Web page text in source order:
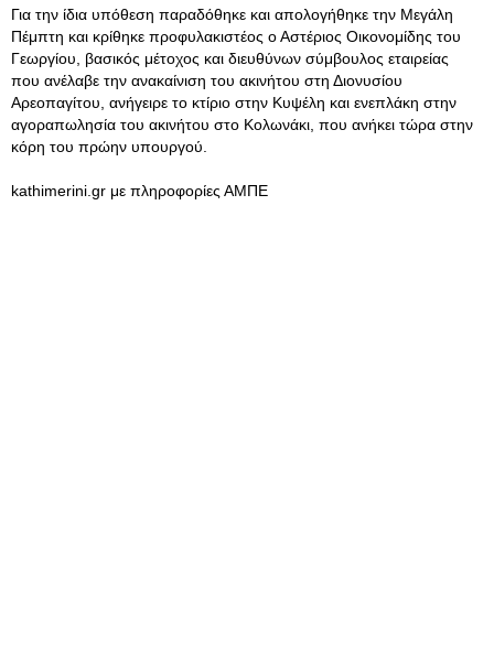
Για την ίδια υπόθεση παραδόθηκε και απολογήθηκε την Μεγάλη
Πέμπτη και κρίθηκε προφυλακιστέος ο Αστέριος Οικονομίδης του
Γεωργίου, βασικός μέτοχος και διευθύνων σύμβουλος εταιρείας
που ανέλαβε την ανακαίνιση του ακινήτου στη Διονυσίου
Αρεοπαγίτου, ανήγειρε το κτίριο στην Κυψέλη και ενεπλάκη στην
αγοραπωλησία του ακινήτου στο Κολωνάκι, που ανήκει τώρα στην
κόρη του πρώην υπουργού.
kathimerini.gr με πληροφορίες ΑΜΠΕ